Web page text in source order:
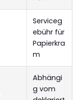
Serviceg
ebühr für
Papierkra
m
Abhängi
g vom